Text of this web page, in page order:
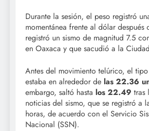
Durante la sesión, el peso registró
momentánea frente al dólar después
registró un sismo de magnitud 7.5
en Oaxaca y que sacudió a la
Antes del movimiento telúrico, el
estaba en alrededor de las 22.36
embargo, saltó hasta los 22.49 tras
noticias del sismo, que se registró a
horas, de acuerdo con el Servicio
Nacional (SSN).